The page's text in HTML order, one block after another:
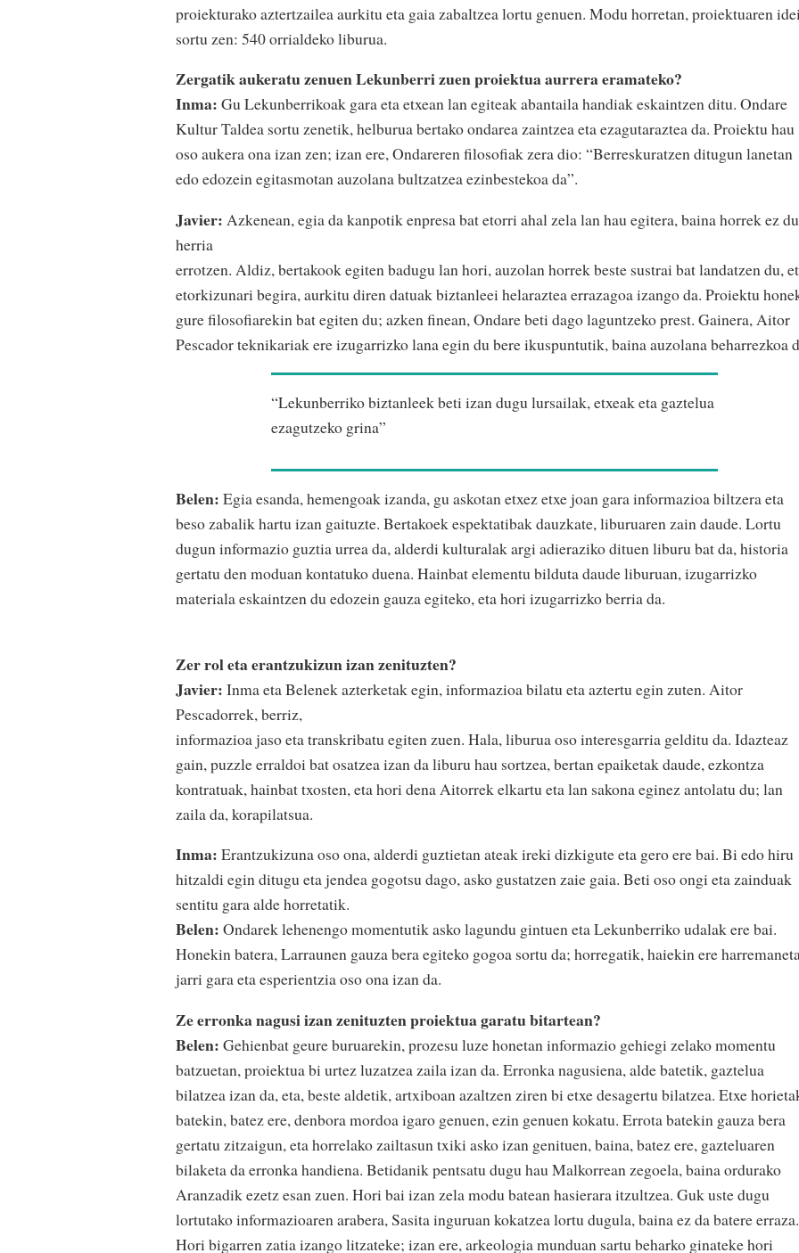
proiekturako aztertzailea aurkitu eta gaia zabaltzea lortu genuen. Modu horretan, proiektuaren
sortu zen: 540 orrialdeko liburua.
Zergatik aukeratu zenuen Lekunberri zuen proiektua aurreraeramateko?
Inma: Gu Lekunberrikoak gara eta etxean lan egiteak abantaila handiak eskaintzen ditu. Ondare
Kultur Taldea sortu zenetik, helburua bertako ondarea zaintzea eta ezagutaraztea da. Proiektu hau
oso aukera ona izan zen; izan ere, Ondareren filosofiak zera dio: “Berreskuratzen ditugun lanetan
edo edozein egitasmotan auzolana bultzatzea ezinbestekoa da”.
Javier: Azkenean, egia da kanpotik enpresa bat etorri ahal zela lan hau egitera, baina horrek ez du
herria
errotzen. Aldiz, bertakook egiten badugu lan hori, auzolan horrek beste sustrai bat landatzen du,
etorkizunari begira, aurkitu diren datuak biztanleei helaraztea errazagoa izango da. Proiektu
gure filosofiarekin bat egiten du; azken finean, Ondare beti dago laguntzeko prest. Gainera, Aitor
Pescador teknikariak ere izugarrizko lana egin du bere ikuspuntutik, baina auzolana beharrezkoa
“Lekunberriko biztanleek beti izan dugu lursailak, etxeak eta gaztelua
ezagutzeko grina”
Belen: Egia esanda, hemengoak izanda, gu askotan etxez etxe joan gara informazioa biltzera eta
beso zabalik hartu izan gaituzte. Bertakoek espektatibak dauzkate, liburuaren zain daude. Lortu
dugun informazio guztia urrea da, alderdi kulturalak argi adieraziko dituen liburu bat da, historia
gertatu den moduan kontatuko duena. Hainbat elementu bilduta daude liburuan, izugarrizko
materiala eskaintzen du edozein gauza egiteko, eta hori izugarrizko berria da.
Zer rol eta erantzukizun izan zenituzten?
Javier: Inma eta Belenek azterketak egin, informazioa bilatu eta aztertu egin zuten. Aitor
Pescadorrek, berriz,
informazioa jaso eta transkribatu egiten zuen. Hala, liburua oso interesgarria gelditu da. Idazteaz
gain, puzzle erraldoi bat osatzea izan da liburu hau sortzea, bertan epaiketak daude, ezkontza
kontratuak, hainbat txosten, eta hori dena Aitorrek elkartu eta lan sakona eginez antolatu du; lan
zaila da, korapilatsua.
Inma: Erantzukizuna oso ona, alderdi guztietan ateak ireki dizkigute eta gero ere bai. Bi edo hiru
hitzaldi egin ditugu eta jendea gogotsu dago, asko gustatzen zaie gaia. Beti oso ongi eta zainduak
sentitu gara alde horretatik.
Belen: Ondarek lehenengo momentutik asko lagundu gintuen eta Lekunberriko udalak ere bai.
Honekin batera, Larraunen gauza bera egiteko gogoa sortu da; horregatik, haiekin ere
jarri gara eta esperientzia oso ona izan da.
Ze erronka nagusi izan zenituzten proiektua garatu bitartean?
Belen: Gehienbat geure buruarekin, prozesu luze honetan informazio gehiegi zelako momentu
batzuetan, proiektua bi urtez luzatzea zaila izan da. Erronka nagusiena, alde batetik, gaztelua
bilatzea izan da, eta, beste aldetik, artxiboan azaltzen ziren bi etxe desagertu bilatzea. Etxe
batekin, batez ere, denbora mordoa igaro genuen, ezin genuen kokatu. Errota batekin gauza bera
gertatu zitzaigun, eta horrelako zailtasun txiki asko izan genituen, baina, batez ere, gazteluaren
bilaketa da erronka handiena. Betidanik pentsatu dugu hau Malkorrean zegoela, baina ordurako
Aranzadik ezetz esan zuen. Hori bai izan zela modu batean hasierara itzultzea. Guk uste dugu
lortutako informazioaren arabera, Sasita inguruan kokatzea lortu dugula, baina ez da batere erraza.
Hori bigarren zatia izango litzateke; izan ere, arkeologia munduan sartu beharko ginateke hori